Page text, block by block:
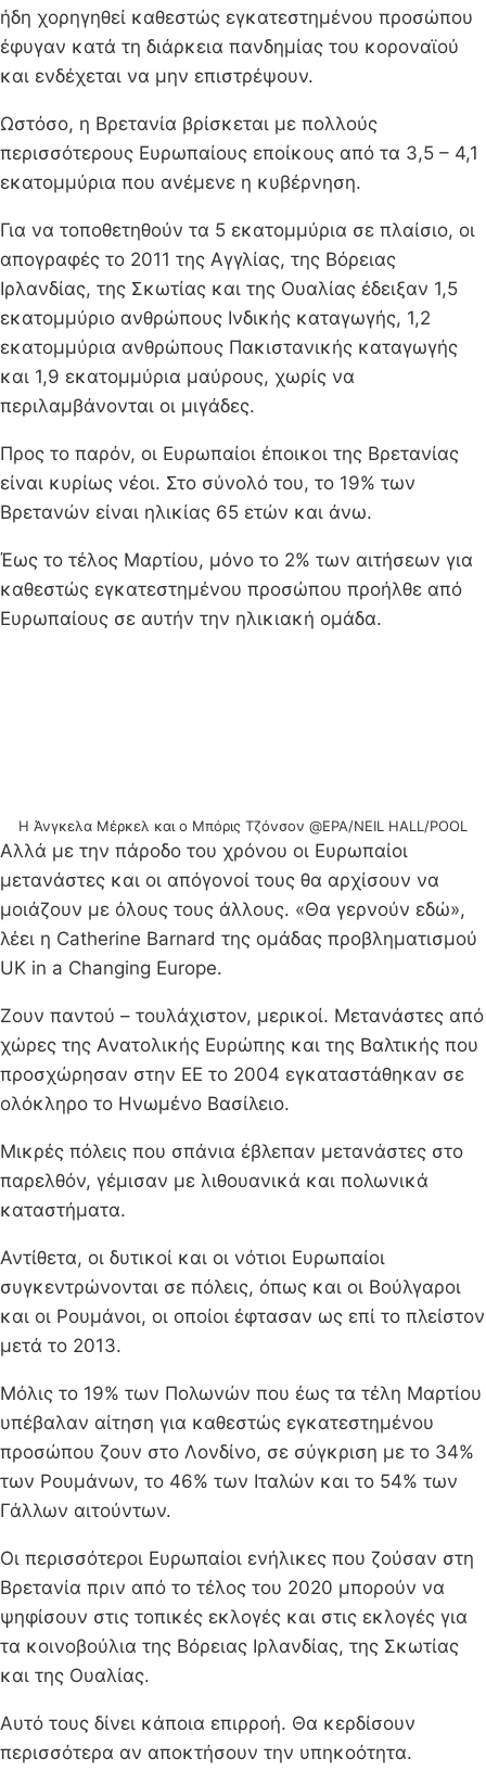
ήδη χορηγηθεί καθεστώς εγκατεστημένου προσώπου
έφυγαν κατά τη διάρκεια πανδημίας του κοροναϊού
και ενδέχεται να μην επιστρέψουν.
Ωστόσο, η Βρετανία βρίσκεται με πολλούς
περισσότερους Ευρωπαίους εποίκους από τα 3,5 – 4,1
εκατομμύρια που ανέμενε η κυβέρνηση.
Για να τοποθετηθούν τα 5 εκατομμύρια σε πλαίσιο, οι
απογραφές το 2011 της Αγγλίας, της Βόρειας
Ιρλανδίας, της Σκωτίας και της Ουαλίας έδειξαν 1,5
εκατομμύριο ανθρώπους Ινδικής καταγωγής, 1,2
εκατομμύρια ανθρώπους Πακιστανικής καταγωγής
και 1,9 εκατομμύρια μαύρους, χωρίς να
περιλαμβάνονται οι μιγάδες.
Προς το παρόν, οι Ευρωπαίοι έποικοι της Βρετανίας
είναι κυρίως νέοι. Στο σύνολό του, το 19% των
Βρετανών είναι ηλικίας 65 ετών και άνω.
Έως το τέλος Μαρτίου, μόνο το 2% των αιτήσεων για
καθεστώς εγκατεστημένου προσώπου προήλθε από
Ευρωπαίους σε αυτήν την ηλικιακή ομάδα.
Η Άνγκελα Μέρκελ και ο Μπόρις Τζόνσον @EPA/NEIL HALL/POOL
Αλλά με την πάροδο του χρόνου οι Ευρωπαίοι
μετανάστες και οι απόγονοί τους θα αρχίσουν να
μοιάζουν με όλους τους άλλους. «Θα γερνούν εδώ»,
λέει η Catherine Barnard της ομάδας προβληματισμού
UK in a Changing Europe.
Ζουν παντού – τουλάχιστον, μερικοί. Μετανάστες από
χώρες της Ανατολικής Ευρώπης και της Βαλτικής που
προσχώρησαν στην ΕΕ το 2004 εγκαταστάθηκαν σε
ολόκληρο το Ηνωμένο Βασίλειο.
Μικρές πόλεις που σπάνια έβλεπαν μετανάστες στο
παρελθόν, γέμισαν με λιθουανικά και πολωνικά
καταστήματα.
Αντίθετα, οι δυτικοί και οι νότιοι Ευρωπαίοι
συγκεντρώνονται σε πόλεις, όπως και οι Βούλγαροι
και οι Ρουμάνοι, οι οποίοι έφτασαν ως επί το πλείστον
μετά το 2013.
Μόλις το 19% των Πολωνών που έως τα τέλη Μαρτίου
υπέβαλαν αίτηση για καθεστώς εγκατεστημένου
προσώπου ζουν στο Λονδίνο, σε σύγκριση με το 34%
των Ρουμάνων, το 46% των Ιταλών και το 54% των
Γάλλων αιτούντων.
Οι περισσότεροι Ευρωπαίοι ενήλικες που ζούσαν στη
Βρετανία πριν από το τέλος του 2020 μπορούν να
ψηφίσουν στις τοπικές εκλογές και στις εκλογές για
τα κοινοβούλια της Βόρειας Ιρλανδίας, της Σκωτίας
και της Ουαλίας.
Αυτό τους δίνει κάποια επιρροή. Θα κερδίσουν
περισσότερα αν αποκτήσουν την υπηκοότητα.